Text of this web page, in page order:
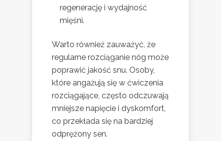
regenerację i wydajność
mięśni.
Warto również zauważyć, że
regularne rozciąganie nóg może
poprawić jakość snu. Osoby,
które angażują się w ćwiczenia
rozciągające, często odczuwają
mniejsze napięcie i dyskomfort,
co przekłada się na bardziej
odprężony sen.